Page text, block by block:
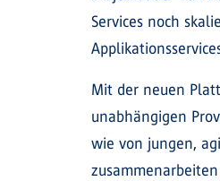
Services noch
Mit der neuen
unabhängigen
wie von jungen,